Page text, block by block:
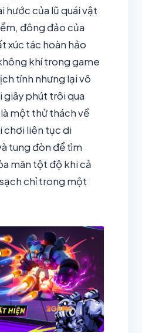
hước của lũ quái vật
đông đảo của
xúc tác hoàn hảo
khí trong game
tính nhưng lại vô
giây phút trôi qua
một thử thách về
chơi liên tục di
tung đòn để tìm
mãn tột độ khi cả
chỉ trong một